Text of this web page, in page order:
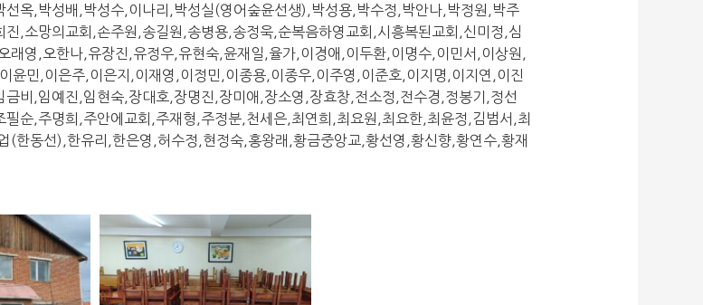
옥,박성배,박성수,이나리,박성실(영어숲윤선생),박성용,박수정,박안나,박정원,박주
,소망의교회,손주원,송길원,송병용,송정욱,순복음하영교회,시흥복된교회,신미정,심
영,오한나,유장진,유정우,유현숙,윤재일,율가,이경애,이두환,이명수,이민서,이상원,
윤민,이은주,이은지,이재영,이정민,이종용,이종우,이주영,이준호,이지명,이지연,이진
비,임예진,임현숙,장대호,장명진,장미애,장소영,장효창,전소정,전수경,정봉기,정선
순,주명희,주안에교회,주재형,주정분,천세은,최연희,최요원,최요한,최윤정,김범서,최
(한동선),한유리,한은영,허수정,현정숙,홍왕래,황금중앙교,황선영,황신향,황연수,황재